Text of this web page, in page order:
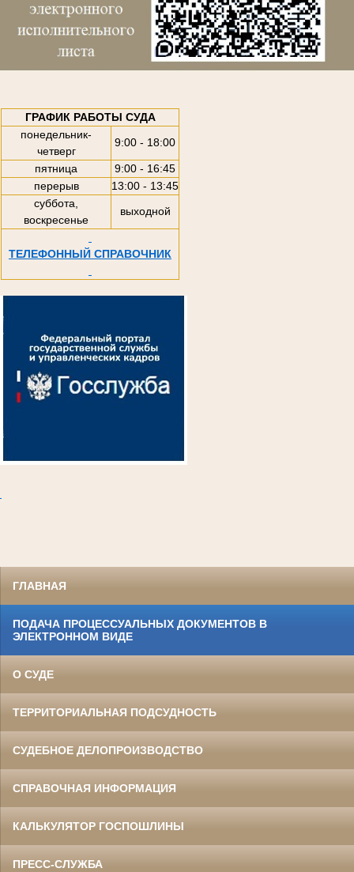
ГРАФИК РАБОТЫ СУДА
понедельник-
четверг
9:00 - 18:00
пятница
9:00 - 16:45
перерыв
13:00 - 13:45
суббота,
воскресенье
выходной
ТЕЛЕФОННЫЙ СПРАВОЧНИК
ГЛАВНАЯ
ПОДАЧА ПРОЦЕССУАЛЬНЫХ ДОКУМЕНТОВ В
ЭЛЕКТРОННОМ ВИДЕ
О СУДЕ
ТЕРРИТОРИАЛЬНАЯ ПОДСУДНОСТЬ
СУДЕБНОЕ ДЕЛОПРОИЗВОДСТВО
СПРАВОЧНАЯ ИНФОРМАЦИЯ
КАЛЬКУЛЯТОР ГОСПОШЛИНЫ
ПРЕСС-СЛУЖБА